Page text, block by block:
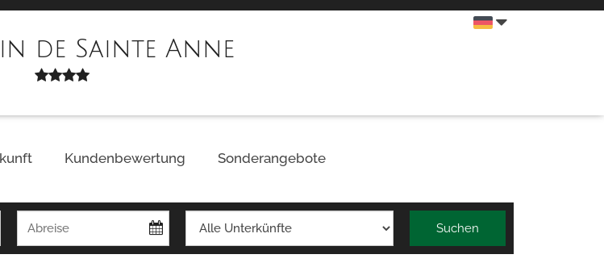
de Sainte Anne
Kundenbewertung Sonderangebote
Suchen